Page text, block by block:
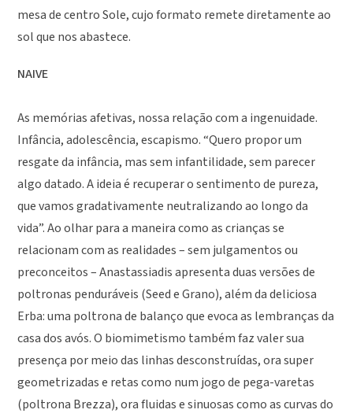
mesa de centro Sole, cujo formato remete diretamente ao
sol que nos abastece.
NAIVE
As memórias afetivas, nossa relação com a ingenuidade.
Infância, adolescência, escapismo. “Quero propor um
resgate da infância, mas sem infantilidade, sem parecer
algo datado. A ideia é recuperar o sentimento de pureza,
que vamos gradativamente neutralizando ao longo da
vida”. Ao olhar para a maneira como as crianças se
relacionam com as realidades – sem julgamentos ou
preconceitos – Anastassiadis apresenta duas versões de
poltronas penduráveis (Seed e Grano), além da deliciosa
Erba: uma poltrona de balanço que evoca as lembranças da
casa dos avós. O biomimetismo também faz valer sua
presença por meio das linhas desconstruídas, ora super
geometrizadas e retas como num jogo de pega-varetas
(poltrona Brezza), ora fluidas e sinuosas como as curvas do